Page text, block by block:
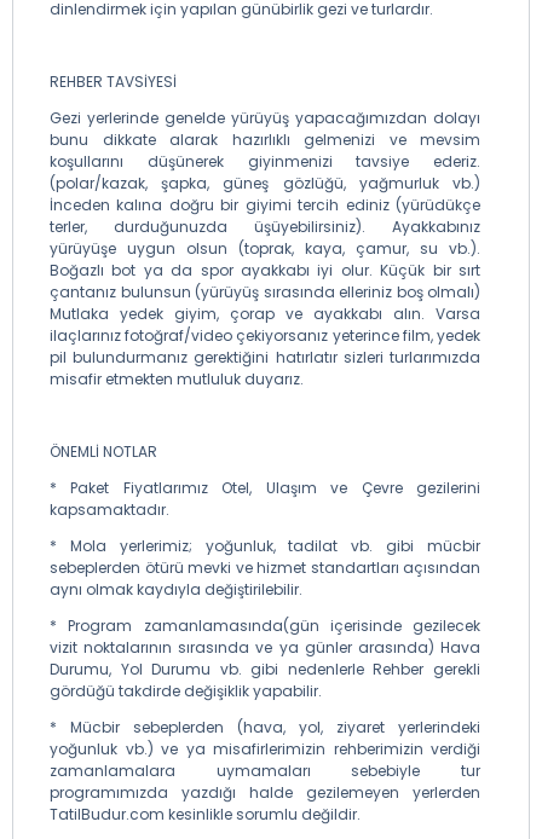
dinlendirmek için yapılan günübirlik gezi ve turlardır.
REHBER TAVSİYESİ
Gezi yerlerinde genelde yürüyüş yapacağımızdan dolayı
bunu dikkate alarak hazırlıklı gelmenizi ve mevsim
koşullarını düşünerek giyinmenizi tavsiye ederiz.
(polar/kazak, şapka, güneş gözlüğü, yağmurluk vb.)
İnceden kalına doğru bir giyimi tercih ediniz (yürüdükçe
terler, durduğunuzda üşüyebilirsiniz). Ayakkabınız
yürüyüşe uygun olsun (toprak, kaya, çamur, su vb.).
Boğazlı bot ya da spor ayakkabı iyi olur. Küçük bir sırt
çantanız bulunsun (yürüyüş sırasında elleriniz boş olmalı)
Mutlaka yedek giyim, çorap ve ayakkabı alın. Varsa
ilaçlarınız fotoğraf/video çekiyorsanız yeterince film, yedek
pil bulundurmanız gerektiğini hatırlatır sizleri turlarımızda
misafir etmekten mutluluk duyarız.
ÖNEMLİ NOTLAR
* Paket Fiyatlarımız Otel, Ulaşım ve Çevre gezilerini
kapsamaktadır.
* Mola yerlerimiz; yoğunluk, tadilat vb. gibi mücbir
sebeplerden ötürü mevki ve hizmet standartları açısından
aynı olmak kaydıyla değiştirilebilir.
* Program zamanlamasında(gün içerisinde gezilecek
vizit noktalarının sırasında ve ya günler arasında) Hava
Durumu, Yol Durumu vb. gibi nedenlerle Rehber gerekli
gördüğü takdirde değişiklik yapabilir.
* Mücbir sebeplerden (hava, yol, ziyaret yerlerindeki
yoğunluk vb.) ve ya misafirlerimizin rehberimizin verdiği
zamanlamalara uymamaları sebebiyle tur
programımızda yazdığı halde gezilemeyen yerlerden
TatilBudur.com kesinlikle sorumlu değildir.